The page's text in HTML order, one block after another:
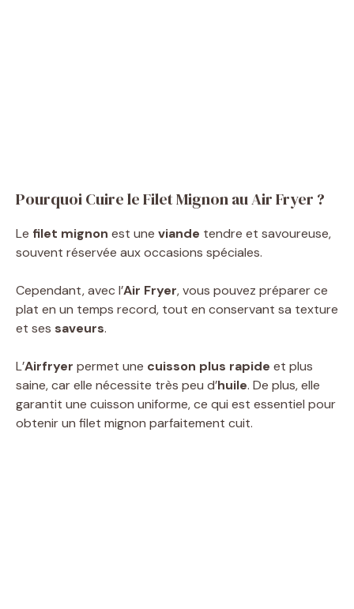
Pourquoi Cuire le Filet Mignon au Air Fryer ?
Le filet mignon est une viande tendre et savoureuse,
souvent réservée aux occasions spéciales.
Cependant, avec l’Air Fryer, vous pouvez préparer ce
plat en un temps record, tout en conservant sa texture
et ses saveurs.
L’Airfryer permet une cuisson plus rapide et plus
saine, car elle nécessite très peu d’huile. De plus, elle
garantit une cuisson uniforme, ce qui est essentiel pour
obtenir un filet mignon parfaitement cuit.